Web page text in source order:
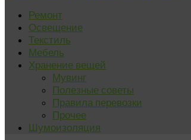
Ремонт
Освещение
Текстиль
Мебель
Хранение вещей
Мувинг
Полезные советы
Правила перевозки
Прочее
Шумоизоляция